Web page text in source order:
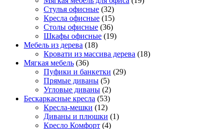
Стулья офисные (32)
Кресла офисные (15)
Столы офисные (36)
Шкафы офисные (19)
Мебель из дерева (18)
Кровати из массива дерева (18)
Мягкая мебель (36)
Пуфики и банкетки (29)
Прямые диваны (5)
Угловые диваны (2)
Бескаркасные кресла (53)
Кресла-мешки (12)
Диваны и плюшки (1)
Кресло Комфорт (4)